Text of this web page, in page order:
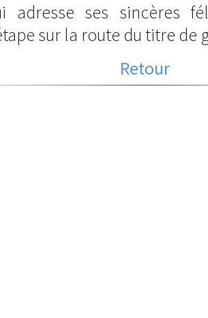
adresse ses sincères
sur la route du titre de
Retour